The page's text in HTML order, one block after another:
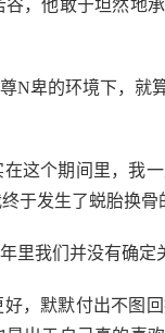
，他敢于坦然地
N卑的环境下，就
这个期间里，我
于发生了蜕胎换骨
里我们并没有确定
，默默付出不图